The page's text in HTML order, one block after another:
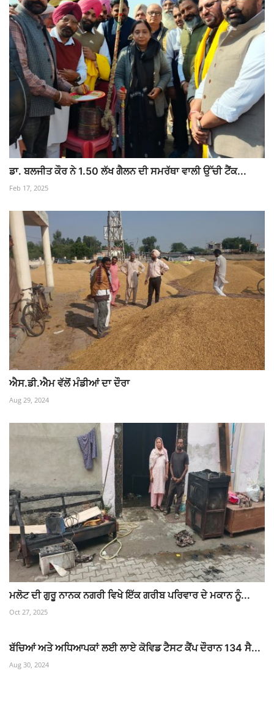
ਡਾ. ਬਲਜੀਤ ਕੌਰ ਨੇ 1.50 ਲੱਖ ਗੈਲਨ ਦੀ ਸਮਰੱਥਾ ਵਾਲੀ ਉੱਚੀ ਟੈਂਕ...
Feb 17, 2025
ਐਸ.ਡੀ.ਐਮ ਵੱਲੋਂ ਮੰਡੀਆਂ ਦਾ ਦੌਰਾ
Aug 29, 2024
ਮਲੋਟ ਦੀ ਗੁਰੂ ਨਾਨਕ ਨਗਰੀ ਵਿਖੇ ਇੱਕ ਗਰੀਬ ਪਰਿਵਾਰ ਦੇ ਮਕਾਨ ਨੂੰ...
Oct 27, 2025
ਬੱਚਿਆਂ ਅਤੇ ਅਧਿਆਪਕਾਂ ਲਈ ਲਾਏ ਕੋਵਿਡ ਟੈਸਟ ਕੈਂਪ ਦੌਰਾਨ 134 ਸੈ...
Aug 30, 2024